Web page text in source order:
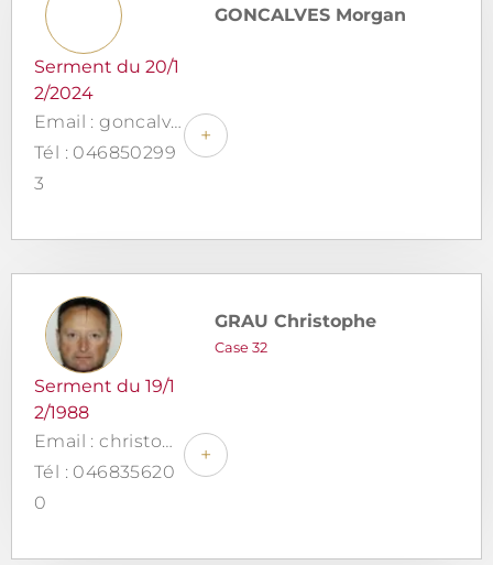
GONCALVES Morgan
Serment du 20/1
2/2024
Email : goncalves@eleom-avocats.com
Tél : 046850299
3
+
GRAU Christophe
Case 32
Serment du 19/1
2/1988
Email : christophegrau@orange.fr
Tél : 046835620
0
+